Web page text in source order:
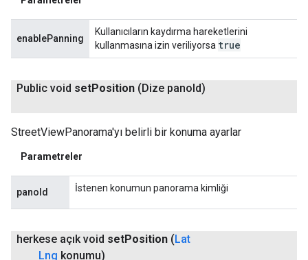
enablePanning
Kullanıcıların kaydırma hareketlerini
kullanmasına izin veriliyorsa true
Public void setPosition (Dize panoId)
StreetViewPanorama'yı belirli bir konuma ayarlar
Parametreler
panoId İstenen konumun panorama kimliği
herkese açık void setPosition (Lat
Lng konumu)